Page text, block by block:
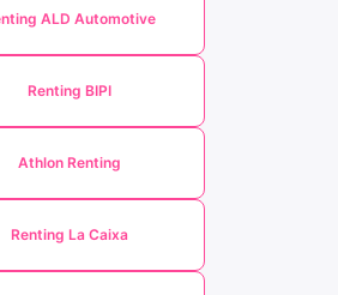
ALD Automotive
Renting BIPI
Athlon Renting
Renting La Caixa